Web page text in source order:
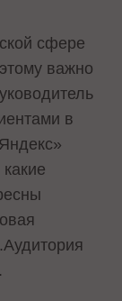
сфере
важно
в